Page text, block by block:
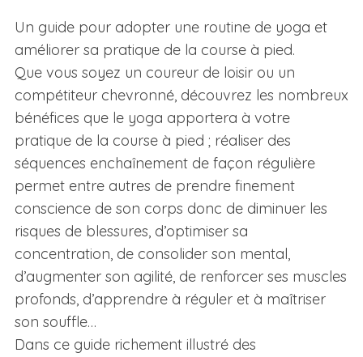
Un guide pour adopter une routine de yoga et
améliorer sa pratique de la course à pied.
Que vous soyez un coureur de loisir ou un
compétiteur chevronné, découvrez les nombreux
bénéfices que le yoga apportera à votre
pratique de la course à pied ; réaliser des
séquences enchaînement de façon régulière
permet entre autres de prendre finement
conscience de son corps donc de diminuer les
risques de blessures, d’optimiser sa
concentration, de consolider son mental,
d’augmenter son agilité, de renforcer ses muscles
profonds, d’apprendre à réguler et à maîtriser
son souffle…
Dans ce guide richement illustré des